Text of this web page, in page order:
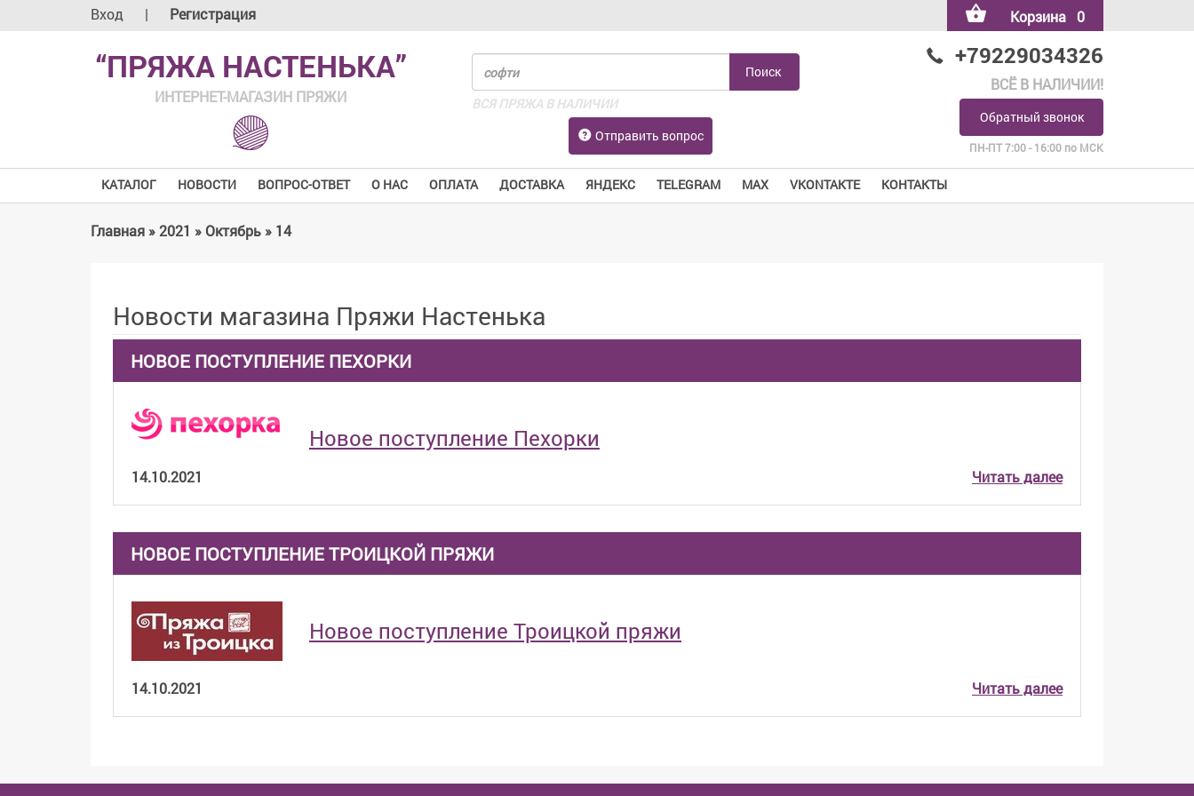
Вход | Регистрация Корзина 0
“ПРЯЖА НАСТЕНЬКА”
ИНТЕРНЕТ-МАГАЗИН ПРЯЖИ
ВСЯ ПРЯЖА В НАЛИЧИИ
Отправить вопрос
+79229034326
ВСЁ В НАЛИЧИИ!
Обратный звонок
ПН-ПТ 7:00 - 16:00 по МСК
КАТАЛОГ НОВОСТИ ВОПРОС-ОТВЕТ О НАС ОПЛАТА ДОСТАВКА ЯНДЕКС TELEGRAM MAX VKONTAKTE КОНТАКТЫ
Главная»2021 » Октябрь» 14
Новости магазина Пряжи Настенька
НОВОЕ ПОСТУПЛЕНИЕ ПЕХОРКИ
Новое поступление Пехорки
14.10.2021 Читать далее
НОВОЕ ПОСТУПЛЕНИЕ ТРОИЦКОЙ ПРЯЖИ
Новое поступление Троицкой пряжи
14.10.2021 Читать далее